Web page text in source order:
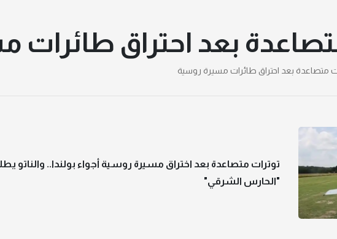
بعد احتراق
متصاعدة بعد احتراق طائرات مسيرة روسية
توترات متصاعدة بعد اختراق مسيرة روسية أجواء بولندا.. والناتو
"الحارس الشرقي"